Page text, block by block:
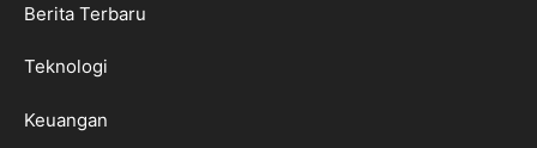
Berita Terbaru
Teknologi
Keuangan